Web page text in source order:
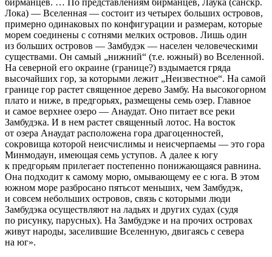
бирманцев. … По представлениям бирманцев, Лаука (санскр.
Лока) — Вселенная — состоит из четырех больших островов,
при­мерно одинаковых по конфигурации и размерам, которые
морем соедине­ны с сотнями мелких островов. Лишь один
из больших островов — Замбуд­эк — населен человеческими
существами. Он самый „нижний“ (т.е. юж­ный) во Вселенной.
На северной его окраине (границе?) вздымается гряда
высочайших гор, за которыми лежит „Неизвестное“. На самой
границе гор растет священное дерево Замбу. На высокогорном
плато и ниже, в предго­рьях, размещены семь озер. Главное
и самое верхнее озеро — Анаудат. Оно питает все реки
Замбудэка. И в нем растет священный лотос. На восток
от озера Анаудат расположена гора драгоценностей,
сокровища которой неисчислимы и неисчерпаемы — это гора
Минмодаун, имеющая семь уступов. А далее к югу
к предгорьям прилегает постепенно понижающаяся равнина.
Она подходит к самому морю, омывающему ее с юга. В этом
юж­ном море разбросано пятьсот меньших, чем Замбудэк,
и совсем небольших островов, связь с которыми люди
Замбудэка осуществляют на ладьях и других судах (судя
по рисунку, парусных). На Замбудэке и на прочих остро­вах
живут народы, заселившие Вселенную, двигаясь с севера
на юг».